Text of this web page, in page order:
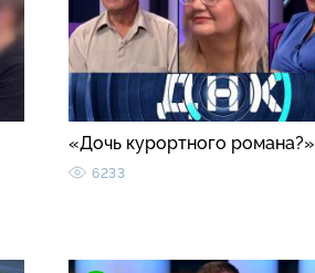
«Дочь курортного романа?»
6233